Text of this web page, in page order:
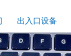
出入口设备